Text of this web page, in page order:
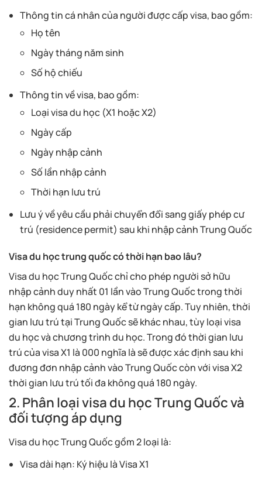
Thông tin cá nhân của người được cấp visa, bao gồm:
Họ tên
Ngày tháng năm sinh
Số hộ chiếu
Thông tin về visa, bao gồm:
Loại visa du học (X1 hoặc X2)
Ngày cấp
Ngày nhập cảnh
Số lần nhập cảnh
Thời hạn lưu trú
Lưu ý về yêu cầu phải chuyển đổi sang giấy phép cư
trú (residence permit) sau khi nhập cảnh Trung Quốc
Visa du học trung quốc có thời hạn bao lâu?
Visa du học Trung Quốc chỉ cho phép người sở hữu
nhập cảnh duy nhất 01 lần vào Trung Quốc trong thời
hạn không quá 180 ngày kể từ ngày cấp. Tuy nhiên, thời
gian lưu trú tại Trung Quốc sẽ khác nhau, tùy loại visa
du học và chương trình du học. Trong đó thời gian lưu
trú của visa X1 là 000 nghĩa là sẽ được xác định sau khi
đương đơn nhập cảnh vào Trung Quốc còn với visa X2
thời gian lưu trú tối đa không quá 180 ngày.
2. Phân loại visa du học Trung Quốc và
đối tượng áp dụng
Visa du học Trung Quốc gồm 2 loại là:
Visa dài hạn: Ký hiệu là Visa X1